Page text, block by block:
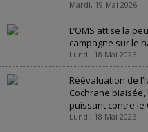
Mardi, 19 Mai 2026
L’OMS attise la
campagne sur le
Lundi, 18 Mai 2026
Réévaluation de
Cochrane
puissant contre le
Lundi, 18 Mai 2026